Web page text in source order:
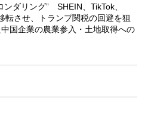
ンダリング” SHEIN、TikTok、
させ、トランプ関税の回避を狙
国企業の農業参入・土地取得への